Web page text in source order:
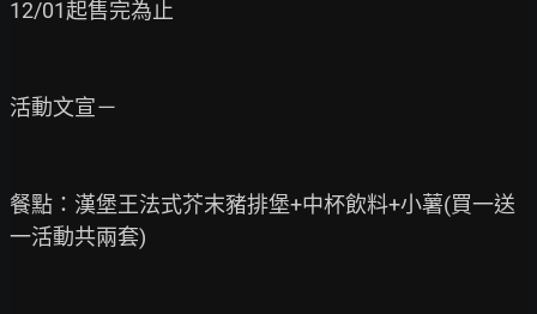
12/01起售完為止
活動文宣－
餐點：漢堡王法式芥末豬排堡+中杯飲料+小薯(買一送
一活動共兩套)